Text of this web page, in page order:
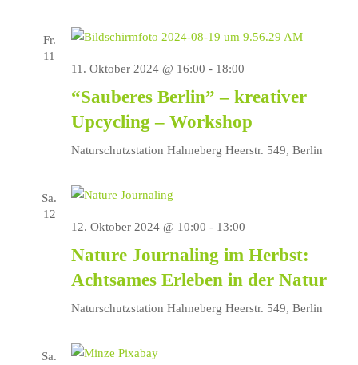
Fr.
11
11. Oktober 2024 @ 16:00 - 18:00
“Sauberes Berlin” – kreativer
Upcycling – Workshop
Naturschutzstation Hahneberg Heerstr. 549, Berlin
Sa.
12
12. Oktober 2024 @ 10:00 - 13:00
Nature Journaling im Herbst:
Achtsames Erleben in der Natur
Naturschutzstation Hahneberg Heerstr. 549, Berlin
Sa.